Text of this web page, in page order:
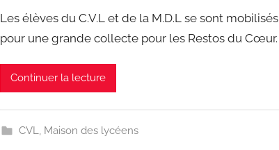
Les élèves du C.V.L et de la M.D.L se sont mobilisés
pour une grande collecte pour les Restos du Cœur.
Continuer la lecture
CVL Maison des lycéens